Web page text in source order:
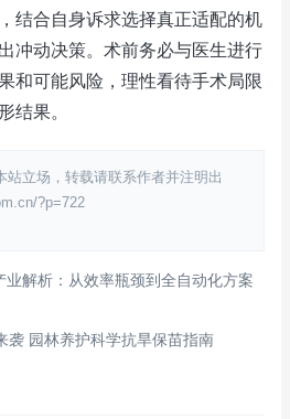
结合自身诉求选择真正适配的机
冲动决策。术前务必与医生进行
和可能风险，理性看待手术局限
结果。
站立场，转载请联系作者并注明出
?p=722
业解析：从效率瓶颈到全自动化方案
袭 园林养护科学抗旱保苗指南